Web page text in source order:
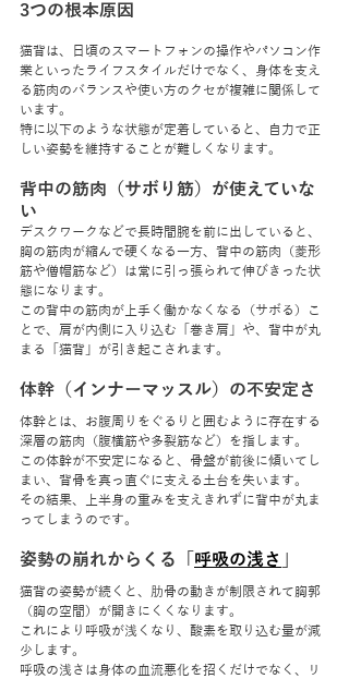
3つの根本原因
猫背は、日頃のスマートフォンの操作やパソコン作
業といったライフスタイルだけでなく、身体を支え
る筋肉のバランスや使い方のクセが複雑に関係して
います。
特に以下のような状態が定着していると、自力で正
しい姿勢を維持することが難しくなります。
背中の筋肉（サボり筋）が使えていな
い
デスクワークなどで長時間腕を前に出していると、
胸の筋肉が縮んで硬くなる一方、背中の筋肉（菱形
筋や僧帽筋など）は常に引っ張られて伸びきった状
態になります。
この背中の筋肉が上手く働かなくなる（サボる）こ
とで、肩が内側に入り込む「巻き肩」や、背中が丸
まる「猫背」が引き起こされます。
体幹（インナーマッスル）の不安定さ
体幹とは、お腹周りをぐるりと囲むように存在する
深層の筋肉（腹横筋や多裂筋など）を指します。
この体幹が不安定になると、骨盤が前後に傾いてし
まい、背骨を真っ直ぐに支える土台を失います。
その結果、上半身の重みを支えきれずに背中が丸ま
ってしまうのです。
姿勢の崩れからくる「 呼吸の浅さ
猫背の姿勢が続くと、肋骨の動きが制限されて胸郭
（胸の空間）が開きにくくなります。
これにより呼吸が浅くなり、酸素を取り込む量が減
少します。
呼吸の浅さは身体の血流悪化を招くだけでなく、リ